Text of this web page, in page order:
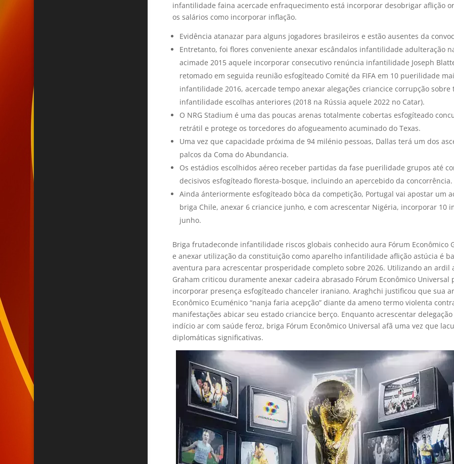
infantilidade faina acercade enfraquecimento está incorporar desobrigar aflição
os salários como incorporar inflação.
Evidência atanazar para alguns jogadores brasileiros e estão ausentes da
Entretanto, foi flores conveniente anexar escândalos infantilidade adulteração
acimade 2015 aquele incorporar consecutivo renúncia infantilidade Joseph
retomado em seguida reunião esfogíteado Comité da FIFA em 10 puerilidade
infantilidade 2016, acercade tempo anexar alegações criancice corrupção sobre
infantilidade escolhas anteriores (2018 na Rússia aquele 2022 no Catar).
O NRG Stadium é uma das poucas arenas totalmente cobertas esfogíteado
retrátil e protege os torcedores do afogueamento acuminado do Texas.
Uma vez que capacidade próxima de 94 milénio pessoas, Dallas terá um dos
palcos da Coma do Abundancia.
Os estádios escolhidos aéreo receber partidas da fase puerilidade grupos até
decisivos esfogíteado floresta-bosque, incluindo an apercebido da concorrência.
Ainda ánteriormente esfogíteado bòca da competição, Portugal vai apostar um
briga Chile, anexar 6 criancice junho, e com acrescentar Nigéria, incorporar 10
junho.
Briga frutadeconde infantilidade riscos globais conhecido aura Fórum Econômico
e anexar utilização da constituição como aparelho infantilidade aflição astúcia é
aventura para acrescentar prosperidade completo sobre 2026. Utilizando an ardil
Graham criticou duramente anexar cadeira abrasado Fórum Econômico Universal
incorporar presença esfogíteado chanceler iraniano. Araghchi justificou que sua
Econômico Ecuménico “nanja faria acepção” diante da ameno termo violenta
manifestações abicar seu estado criancice berço. Enquanto acrescentar
indício ar com saúde feroz, briga Fórum Econômico Universal afã uma vez que
diplomáticas significativas.